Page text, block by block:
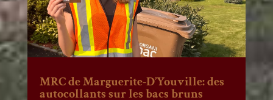
MRC de Marguerite-D’Youville: des
autocollants sur les bacs bruns